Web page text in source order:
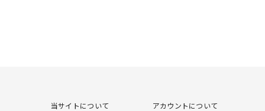
当サイトについて アカウントについて